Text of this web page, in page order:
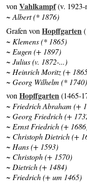
vonVahlkampf(v. 1923-
~ Albert (* 1876)
Grafen vonHopffgarten
~ Klemens (* 1865)
~ Eugen (+ 1897)
~ Julius (v. 1872-...)
~ Heinrich Moritz (+
~ Georg Wilhelm (* 1740)
vonHopffgarten(1465-
~ Friedrich Abraham (+
~ Georg Friedrich (+
~ Ernst Friedrich (+
~ Christoph Dietrich (+
~ Hans (+ 1593)
~ Christoph (+ 1570)
~ Dietrich (+ 1484)
~ Friedrich (+ um 1465)